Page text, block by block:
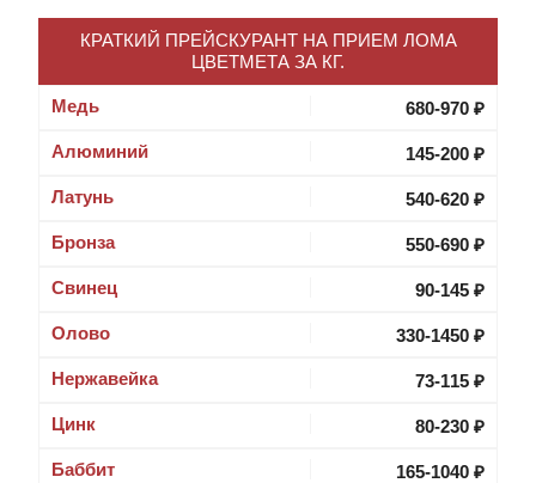
КРАТКИЙ ПРЕЙСКУРАНТ НА ПРИЕМ ЛОМА
ЦВЕТМЕТА ЗА КГ.
Медь 680-970 ₽
Алюминий 145-200 ₽
Латунь 540-620 ₽
Бронза 550-690 ₽
Свинец 90-145 ₽
Олово 330-1450 ₽
Нержавейка 73-115 ₽
Цинк 80-230 ₽
Баббит 165-1040 ₽